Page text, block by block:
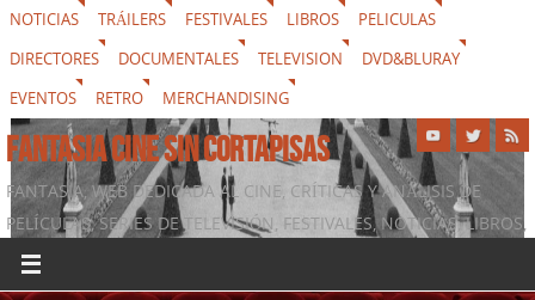
NOTICIAS TRÁILERS FESTIVALES LIBROS
PELICULAS
DIRECTORES
DOCUMENTALES TELEVISION
DVD&BLURAY
EVENTOS
RETRO MERCHANDISING
FANTASIA CINE SIN CORTAPISAS
FANTASIA, WEB DEDICADA AL CINE, CRÍTICAS Y ANÁLISIS DE
PELÍCULAS, SERIES DE TELEVISIÓN, FESTIVALES, NOTICIAS, LIBROS,
DVD & BLURAY, MERCHANDISING Y TODO LO QUE RODEA AL
SÉPTIMO ARTE